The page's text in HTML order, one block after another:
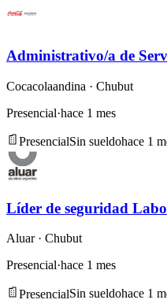
Administrativo/a de
Cocacolaandina · Chubut
Presencial·hace 1 mes
PresencialSin sueldohace 1
Líder de seguridad
Aluar· Chubut
Presencial·hace 1 mes
PresencialSin sueldohace 1